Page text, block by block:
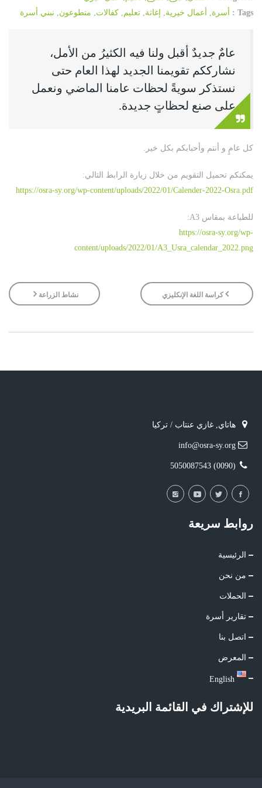
Tags :
أسرة, أعمال خيرية, إغاثة, تعليم, كفالات, متطوعون, نبني أسرة
عامٌ جديدٌ أقبل ولنا فيه الكثيرُ من الأمل،
نشارككم تقويمنا الجديد لهذا العام حتى
نستذكر سويةً لحظات عامنا الماضي ونعمل
على صنع لحظاتٍ جديدة.
كل عامٍ و أنتم وأحبابكم بكل خير.
يمكنكم تحميل التقويم من خلال زيارة الرابط التالي:
https://osra-sy.org/wp-content/uploads/2022/01/Calender-2022-Osra.pdf
للطباعة بمقاس A3:
https://osra-sy.org/wp-
content/uploads/2022/01/A3_Usra_calendar_2022.png
كراسة اللغة الإنكليزي نشاط الزراعة
هاتاي, غازي عنتاب / تركيا
info@osra-sy.org
(0090) 5050087543
روابط سريعة
الرئيسية
من نحن
الحملات
تقارير أسرة
اتصل بنا
المعرض
English
للإشتراك في القائمة البريدية